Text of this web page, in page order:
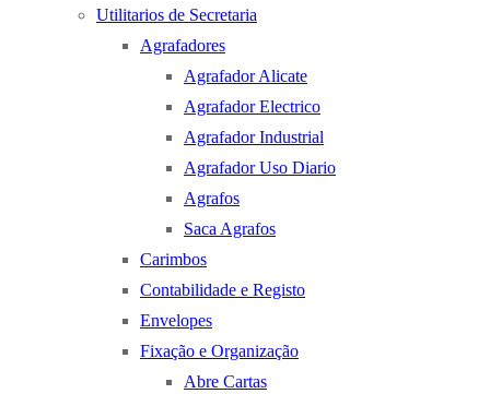
Utilitarios de Secretaria
Agrafadores
Agrafador Alicate
Agrafador Electrico
Agrafador Industrial
Agrafador Uso Diario
Agrafos
Saca Agrafos
Carimbos
Contabilidade e Registo
Envelopes
Fixação e Organização
Abre Cartas